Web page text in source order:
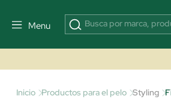
Menu
Inicio Productos para el pelo Styling